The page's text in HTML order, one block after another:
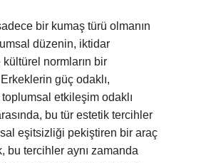
bir kumaş türü olmanın
düzenin, iktidar
normların bir
Erkeklerin güç odaklı,
toplumsal etkileşim odaklı
bu tür estetik tercihler
eşitsizliği pekiştiren bir araç
bu tercihler aynı zamanda